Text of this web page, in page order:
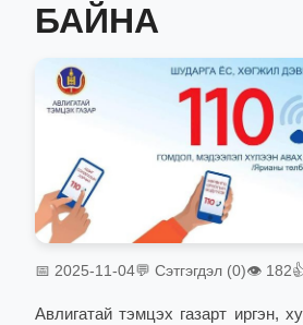
БАЙНА
📅 2025-11-04💬 Сэтгэгдэл (0)👁 182
Авлигатай тэмцэх газарт иргэн,